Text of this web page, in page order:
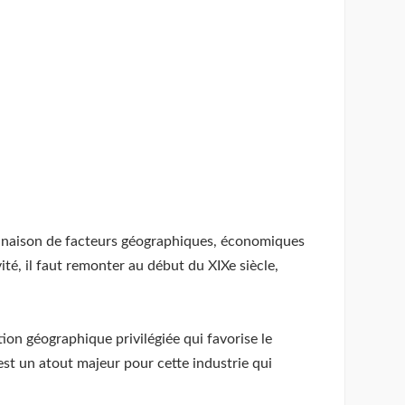
de facteurs géographiques, économiques
il faut remonter au début du XIXe siècle,
géographique privilégiée qui favorise le
un atout majeur pour cette industrie qui